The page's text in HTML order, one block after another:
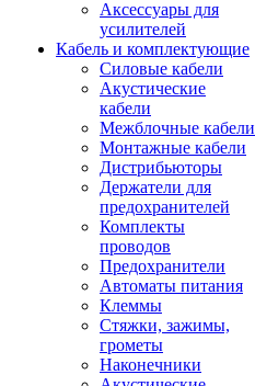
Аксессуары для
усилителей
Кабель и комплектующие
Силовые кабели
Акустические
кабели
Межблочные кабели
Монтажные кабели
Дистрибьюторы
Держатели для
предохранителей
Комплекты
проводов
Предохранители
Автоматы питания
Клеммы
Стяжки, зажимы,
грометы
Наконечники